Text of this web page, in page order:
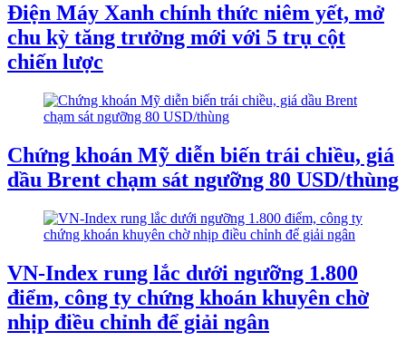
Điện Máy Xanh chính thức niêm yết, mở
chu kỳ tăng trưởng mới với 5 trụ cột
chiến lược
Chứng khoán Mỹ diễn biến trái chiều, giá
dầu Brent chạm sát ngưỡng 80 USD/thùng
VN-Index rung lắc dưới ngưỡng 1.800
điểm, công ty chứng khoán khuyên chờ
nhịp điều chỉnh để giải ngân